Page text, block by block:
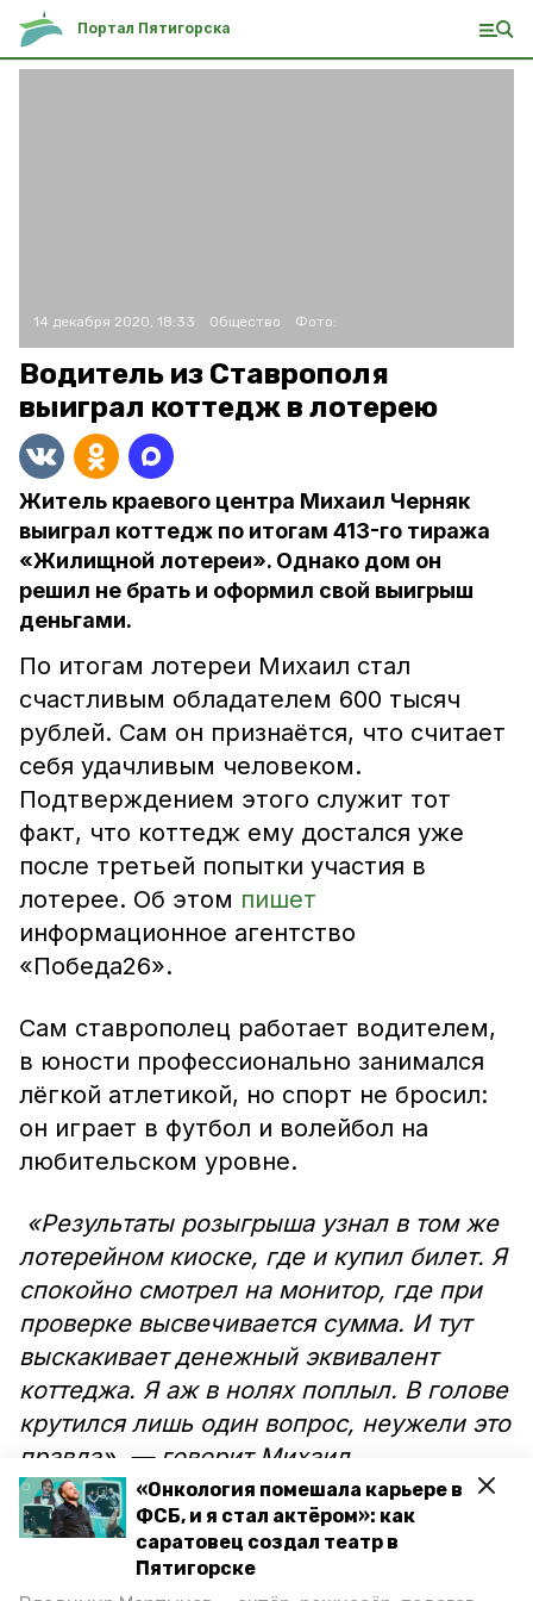
«Онкология помешала карьере в
ФСБ, и я стал актёром»: как
саратовец создал театр в
Пятигорске
Портал Пятигорска
14 декабря 2020, 18:33 Общество Фото:
Водитель из Ставрополя
выиграл коттедж в лотерею
Житель краевого центра Михаил Черняк
выиграл коттедж по итогам 413-го тиража
«Жилищной лотереи». Однако дом он
решил не брать и оформил свой выигрыш
деньгами.
По итогам лотереи Михаил стал
счастливым обладателем 600 тысяч
рублей. Сам он признаётся, что считает
себя удачливым человеком.
Подтверждением этого служит тот
факт, что коттедж ему достался уже
после третьей попытки участия в
лотерее. Об этом пишет
информационное агентство
«Победа26».
Сам ставрополец работает водителем,
в юности профессионально занимался
лёгкой атлетикой, но спорт не бросил:
он играет в футбол и волейбол на
любительском уровне.
«Результаты розыгрыша узнал в том же
лотерейном киоске, где и купил билет. Я
спокойно смотрел на монитор, где при
проверке высвечивается сумма. И тут
выскакивает денежный эквивалент
коттеджа. Я аж в нолях поплыл. В голове
крутился лишь один вопрос, неужели это
правда», — говорит Михаил.
Счастливчик собирается часть
выигрыша потратить на новенький
набор инструментов и телевизор. А